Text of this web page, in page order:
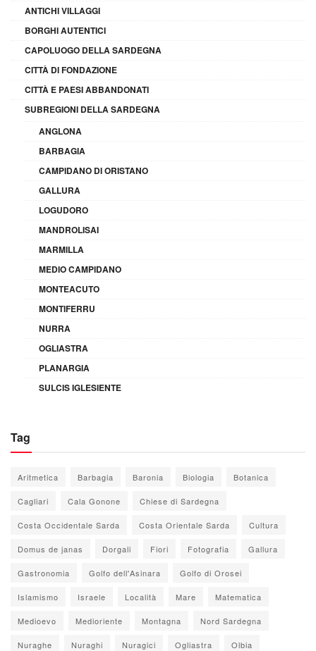
ANTICHI VILLAGGI
BORGHI AUTENTICI
CAPOLUOGO DELLA SARDEGNA
CITTÀ DI FONDAZIONE
CITTÀ E PAESI ABBANDONATI
SUBREGIONI DELLA SARDEGNA
ANGLONA
BARBAGIA
CAMPIDANO DI ORISTANO
GALLURA
LOGUDORO
MANDROLISAI
MARMILLA
MEDIO CAMPIDANO
MONTEACUTO
MONTIFERRU
NURRA
OGLIASTRA
PLANARGIA
SULCIS IGLESIENTE
Tag
Aritmetica Barbagia Baronia Biologia Botanica
Cagliari Cala Gonone Chiese di Sardegna
Costa Occidentale Sarda Costa Orientale Sarda Cultura
Domus de janas Dorgali Fiori Fotografia Gallura
Gastronomia Golfo dell'Asinara Golfo di Orosei
Islamismo Israele Località Mare Matematica
Medioevo Medioriente Montagna Nord Sardegna
Nuraghe Nuraghi Nuragici Ogliastra Olbia